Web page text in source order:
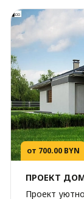
от 700.00 BYN
ПРОЕКТ
Проект